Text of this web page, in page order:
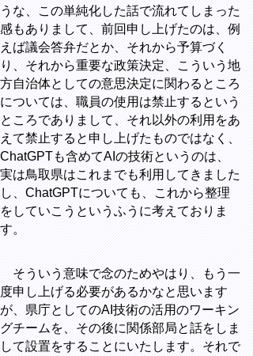
うな、この単純化した話で流れてしまった
感もありまして、前回申し上げたのは、例
えば議会答弁だとか、それから予算づく
り、それから重要な政策決定、こういう地
方自治体としての意思決定に関わるところ
については、職員の使用は禁止するという
ところでありまして、それ以外の利用をあ
えて禁止すると申し上げたものではなく、
ChatGPTも含めてAIの技術というのは、
実は鳥取県はこれまでも利用してきました
し、ChatGPTについても、これから整理
をしていこうというふうに考えておりま
す。
そういう意味で念のためやはり、もう一
度申し上げる必要があるかなと思います
が、県庁としてのAI技術の活用のワーキン
グチームを、その後に関係部局と話をしま
して設置をすることにいたします。それで